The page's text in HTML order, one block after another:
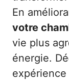
En
votre
vie plus
énergie.
expérience